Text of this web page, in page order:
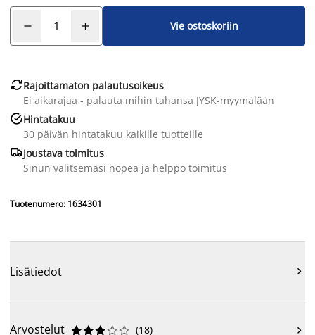
Vie ostoskoriin
Rajoittamaton palautusoikeus
Ei aikarajaa - palauta mihin tahansa JYSK-myymälään
Hintatakuu
30 päivän hintatakuu kaikille tuotteille
Joustava toimitus
Sinun valitsemasi nopea ja helppo toimitus
Tuotenumero: 1634301
Lisätiedot 
Arvostelut 




 (18) 